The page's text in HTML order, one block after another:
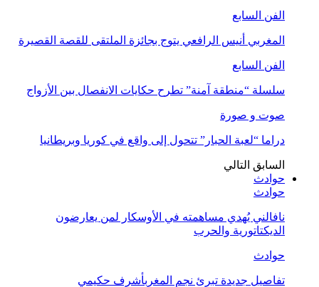
الفن السابع
المغربي أنيس الرافعي يتوج بجائزة الملتقى للقصة القصيرة
الفن السابع
سلسلة “منطقة آمنة” تطرح حكايات الانفصال بين الأزواج
صوت و صورة
دراما “لعبة الحبار” تتحول إلى واقع في كوريا وبريطانيا
السابق التالي
حوادث
حوادث
نافالني يُهدي مساهمته في الأوسكار لمن يعارضون
الديكتاتورية والحرب
حوادث
تفاصيل جديدة تبرئ نجم المغربأشرف حكيمي